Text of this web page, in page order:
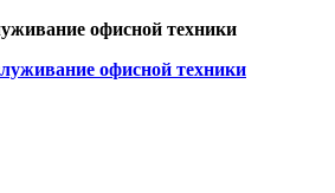
офисной техники